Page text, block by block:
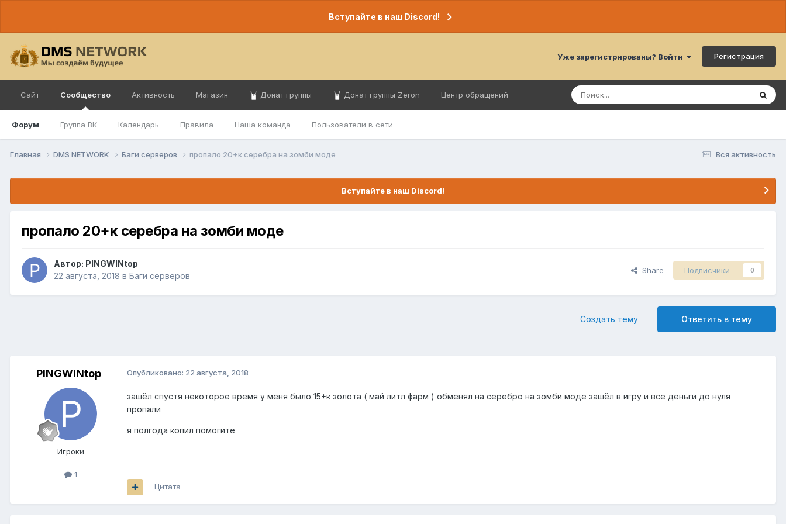
Вступайте в наш Discord!
Уже зарегистрированы? Войти Регистрация
Сайт Сообщество
Форум Группа ВК Календарь Правила Наша команда Пользователи в сети
Активность Магазин Донат группы Донат группы Zeron Центр обращений
Вся активность
Главная DMS NETWORK Баги серверов пропало 20+к серебра на зомби моде
Вступайте в наш Discord!
пропало 20+к серебра на зомби моде
Автор: PINGWINtop
22 августа, 2018 в Баги серверов
Share Подписчики 0
Ответить в тему
Создать тему
PINGWINtop
Игроки
1
Опубликовано: 22 августа, 2018
зашёл спустя некоторое время у меня было 15+к золота ( май литл фарм ) обменял на серебро на зомби моде зашёл в игру и все деньги до нуля
пропали
я полгода копил помогите
Цитата